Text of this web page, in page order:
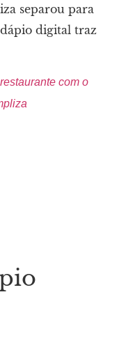
separou para
digital traz
com o